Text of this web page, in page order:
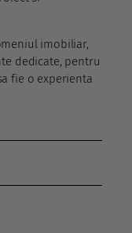
imobiliar,
dedicate, pentru
fie o experienta